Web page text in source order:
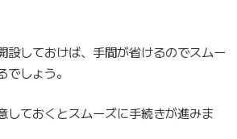
設しておけば、手間が省けるのでスムー
しょう。
しておくとスムーズに手続きが進みま